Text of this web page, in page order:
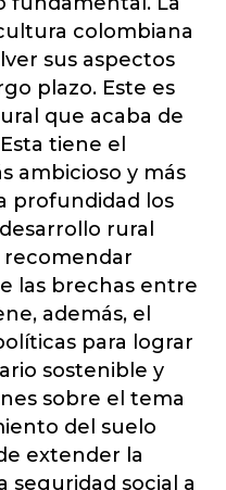
colombiana
sus aspectos
plazo. Este es
que acaba de
tiene el
ambicioso y más
profundidad los
rural
las brechas entre
además, el
para lograr
sostenible y
sobre el tema
del suelo
extender la
seguridad social a